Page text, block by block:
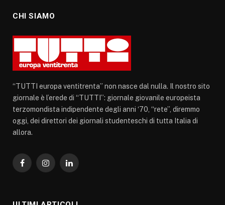
CHI SIAMO
“TUTTI europa ventitrenta” non nasce dal nulla. Il nostro sito
giornale è l’erede di “TUTTI”: giornale giovanile europeista
terzomondista indipendente degli anni ‘70, “rete”, diremmo
oggi, dei direttori dei giornali studenteschi di tutta Italia di
allora.
FacebookInstagramLinkedIn